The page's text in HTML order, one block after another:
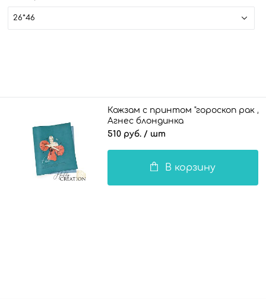
26*46
Кожзам с принтом "гороскоп рак /
Агнес блондинка
" 26*46 см. матовый II, морская
510 руб. / шт
В корзину